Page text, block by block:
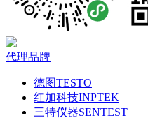
代理品牌
德图TESTO
红加科技INPTEK
三特仪器SENTEST